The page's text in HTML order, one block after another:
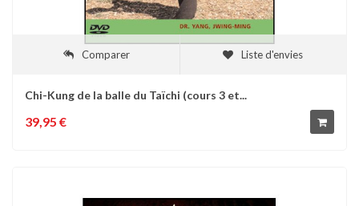
Comparer Liste d'envies
Chi-Kung de la balle du Taïchi (cours 3 et...
39,95 €